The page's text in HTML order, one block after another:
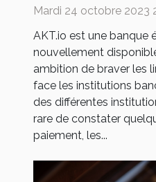
Mardi 24 octobre 2023
AKT.io est une banque
nouvellement
ambition de braver les
face les institutions
des différentes
rare de constater
paiement, les...